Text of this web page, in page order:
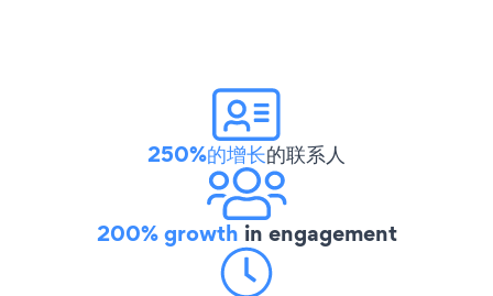
250%的增长的联系人
200% growth in engagement